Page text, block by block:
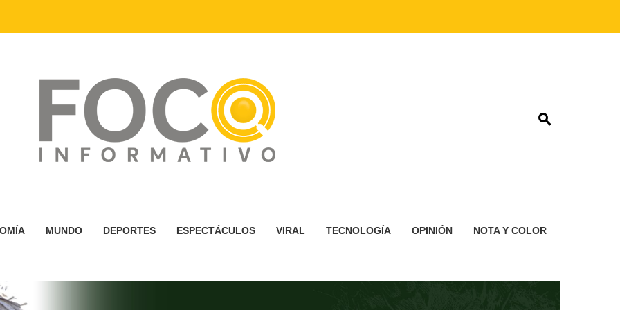
MUNDO DEPORTES ESPECTÁCULOS VIRAL TECNOLOGÍA OPINIÓN NOTA Y COLOR